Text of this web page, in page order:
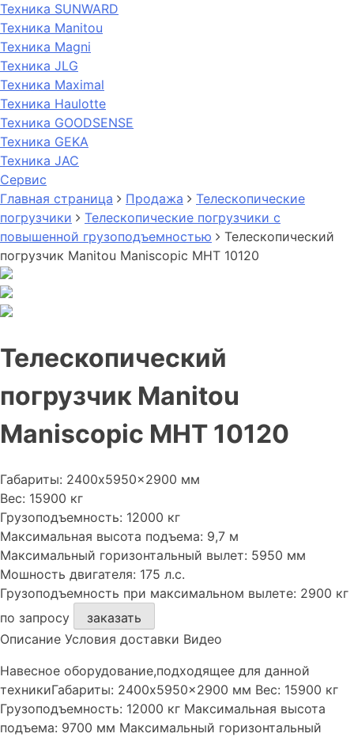
Техника SUNWARD
Техника Manitou
Техника Magni
Техника JLG
Техника Maximal
Техника Haulotte
Техника GOODSENSE
Техника GEKA
Техника JAC
Cервис
Главная страница
Продажа
Телескопические
погрузчики
Телескопические погрузчики с
повышенной грузоподъемностью
Телескопический
погрузчик Manitou Maniscopic MHT 10120
Телескопический
погрузчик Manitou
Maniscopic MHT 10120
Габариты: 2400x5950x2900 мм
Вес: 15900 кг
Грузоподъемность: 12000 кг
Максимальная высота подъема: 9,7 м
Максимальный горизонтальный вылет: 5950 мм
Мошность двигателя: 175 л.с.
Грузоподъемность при максимальном вылете: 2900 кг
по запросу
заказать
Описание Условия доставки Видео
Навесное оборудование,подходящее для данной
техникиГабариты: 2400x5950x2900 мм Вес: 15900 кг
Грузоподъемность: 12000 кг Максимальная высота
подъема: 9700 мм Максимальный горизонтальный